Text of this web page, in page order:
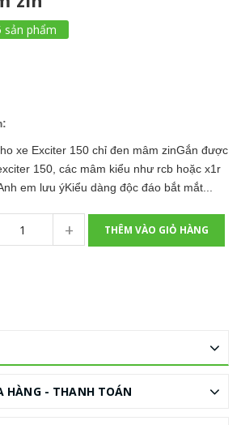
sản phẩm
xe Exciter 150 chỉ đen mâm zinGắn được
150, các mâm kiểu như rcb hoặc x1r
em lưu ýKiểu dàng độc đáo bắt mắt...
+ THÊM VÀO GIỎ HÀNG
HÀNG - THANH TOÁN